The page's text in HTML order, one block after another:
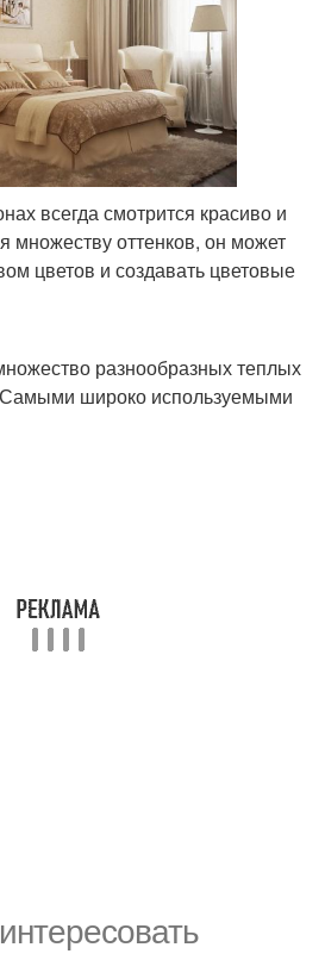
всегда смотрится красиво и
множеству оттенков, он может
цветов и создавать цветовые
разнообразных теплых
Самыми широко используемыми